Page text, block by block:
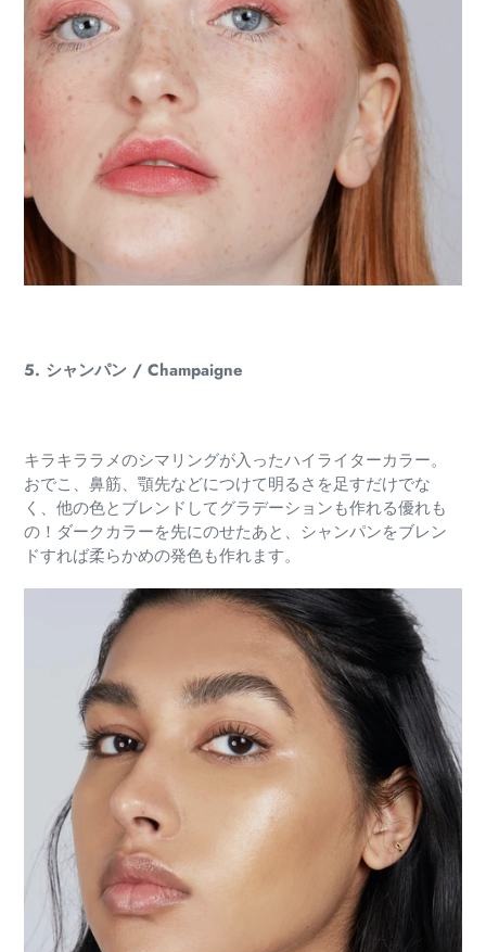
5. シャンパン / Champaigne
キラキララメのシマリングが入ったハイライターカラー。
おでこ、鼻筋、顎先などにつけて明るさを足すだけでな
く、他の色とブレンドしてグラデーションも作れる優れも
の！ダークカラーを先にのせたあと、シャンパンをブレン
ドすれば柔らかめの発色も作れます。